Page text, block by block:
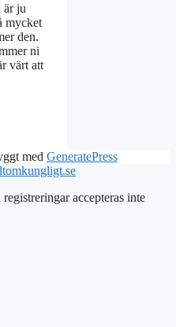
är ju
mycket
den.
ni
värt att
med GeneratePress
accepteras inte